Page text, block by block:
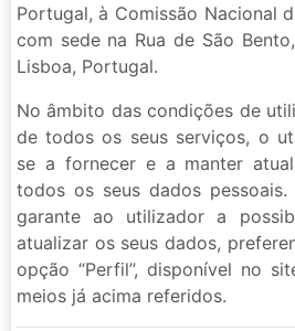
Portugal, à Comissão Nacional
com sede na Rua de São
Lisboa, Portugal.
No âmbito das condições de
de todos os seus serviços, o
se a fornecer e a manter
todos os seus dados
garante ao utilizador a
atualizar os seus dados,
opção “Perfil”, disponível no
meios já acima referidos.